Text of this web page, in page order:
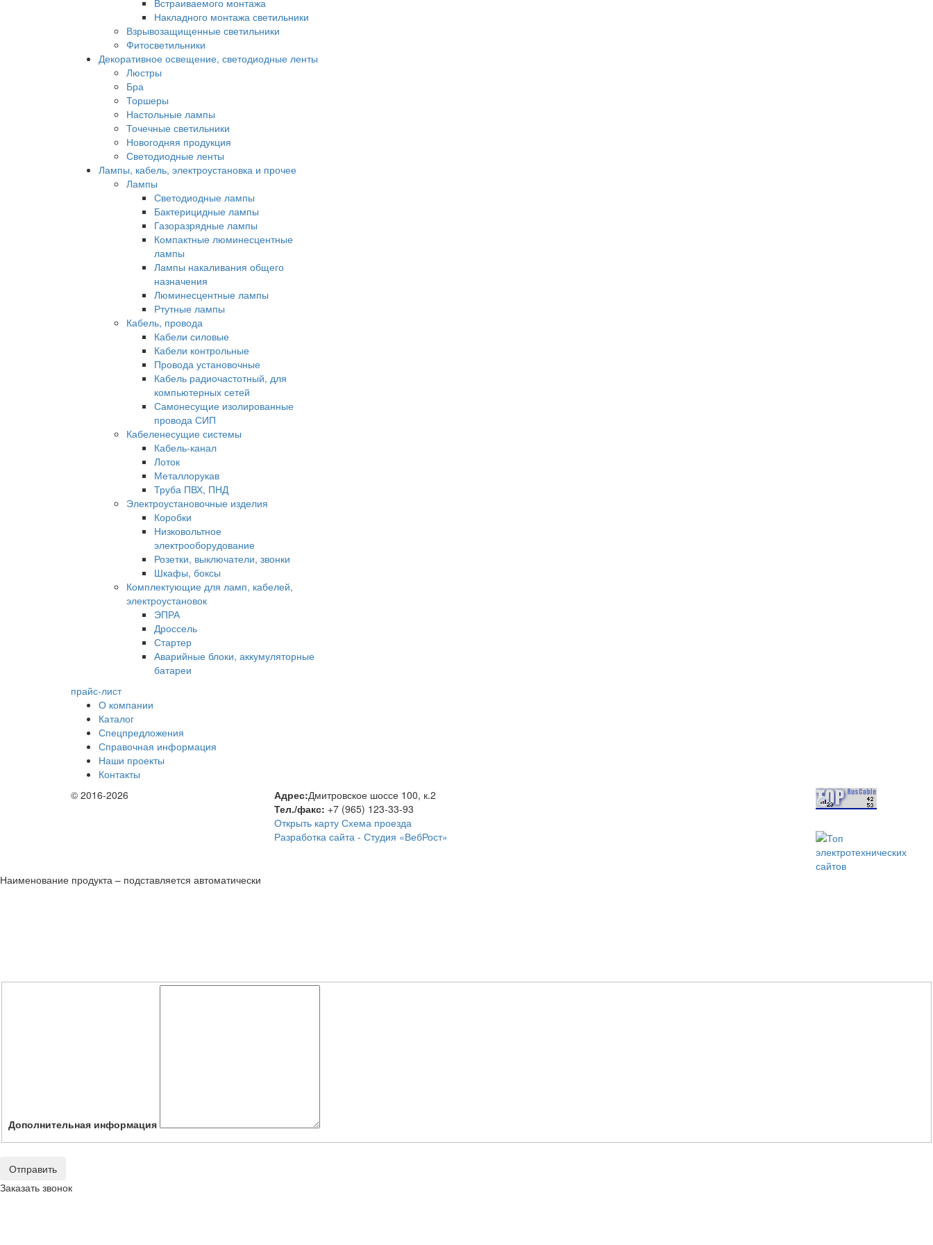
Встраиваемого монтажа
Накладного монтажа светильники
Взрывозащищенные светильники
Фитосветильники
Декоративное освещение, светодиодные ленты
Люстры
Бра
Торшеры
Настольные лампы
Точечные светильники
Новогодняя продукция
Светодиодные ленты
Лампы, кабель, электроустановка и прочее
Лампы
Светодиодные лампы
Бактерицидные лампы
Газоразрядные лампы
Компактные люминесцентные
лампы
Лампы накаливания общего
назначения
Люминесцентные лампы
Ртутные лампы
Кабель, провода
Кабели силовые
Кабели контрольные
Провода установочные
Кабель радиочастотный, для
компьютерных сетей
Самонесущие изолированные
провода СИП
Кабеленесущие системы
Кабель-канал
Лоток
Металлорукав
Труба ПВХ, ПНД
Электроустановочные изделия
Коробки
Низковольтное
электрооборудование
Розетки, выключатели, звонки
Шкафы, боксы
Комплектующие для ламп, кабелей,
электроустановок
ЭПРА
Дроссель
Стартер
Аварийные блоки, аккумуляторные
батареи
прайс-лист
О компании
Каталог
Спецпредложения
Справочная информация
Наши проекты
Контакты
© 2016-2026
Адрес:Дмитровское шоссе 100, к.2
Тел./факс: +7 (965) 123-33-93
Открыть карту Схема проезда
Разработка сайта - Студия «ВебРост»
Наименование продукта – подставляется автоматически
Дополнительная информация
Отправить
Заказать звонок